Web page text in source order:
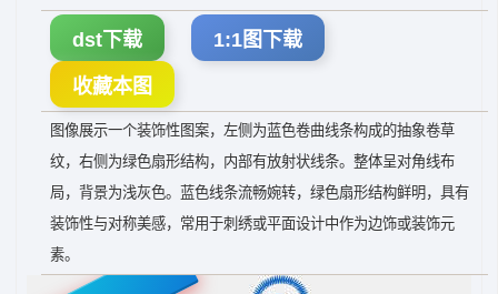
dst下载 1:1图下载
收藏本图
图像展示一个装饰性图案，左侧为蓝色卷曲线条构成的抽象卷草
纹，右侧为绿色扇形结构，内部有放射状线条。整体呈对角线布
局，背景为浅灰色。蓝色线条流畅婉转，绿色扇形结构鲜明，具有
装饰性与对称美感，常用于刺绣或平面设计中作为边饰或装饰元
素。